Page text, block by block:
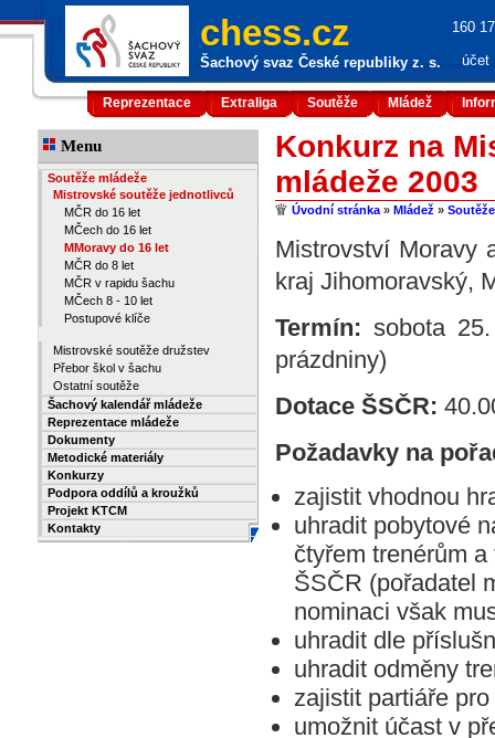
chess.cz
Šachový svaz České republiky z. s.
160
účet
Reprezentace Extraliga Soutěže Mládež
Menu
Soutěže mládeže
Mistrovské soutěže jednotlivců
MČR do 16 let
MČech do 16 let
MMoravy do 16 let
MČR do 8 let
MČR v rapidu šachu
MČech 8 - 10 let
Postupové klíče
Mistrovské soutěže družstev
Přebor škol v šachu
Ostatní soutěže
Šachový kalendář mládeže
Reprezentace mládeže
Dokumenty
Metodické materiály
Konkurzy
Podpora oddílů a kroužků
Projekt KTCM
Kontakty
Konkurz na
mládeže 2003
Úvodní stránka » Mládež »
Mistrovství Moravy
kraj Jihomoravský,
Termín: sobota
prázdniny)
Dotace ŠSČR:
Požadavky na
zajistit vhodnou
uhradit pobytové
čtyřem trenérům
ŠSČR (pořadatel
nominaci však
uhradit dle
uhradit odměny
zajistit partiáře
umožnit účast v